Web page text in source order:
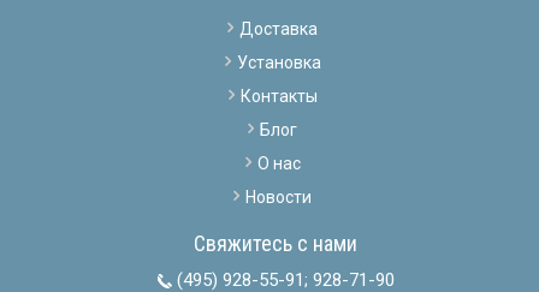
Доставка
Установка
Контакты
Блог
О нас
Новости
Свяжитесь с нами
(495) 928-55-91; 928-71-90